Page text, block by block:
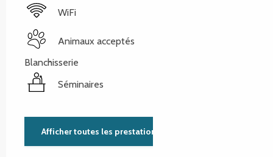
WiFi
Animaux acceptés
Blanchisserie
Séminaires
Afficher toutes les prestations